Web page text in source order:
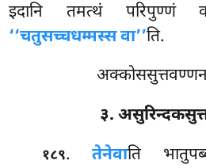
इदानि तमत्थं परिपुण्णं
‘‘चतुसच्चधम्मस्स वा’’ति.
अक्कोससुत्तवण्णना
३.
१८९.तेनेवाति